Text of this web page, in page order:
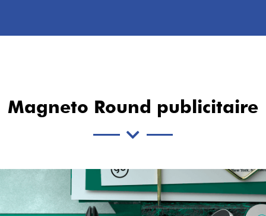
Magneto Round publicitaire